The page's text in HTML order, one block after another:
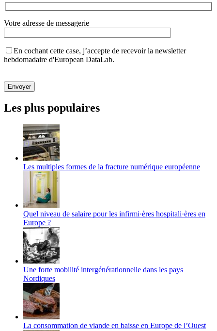
Votre adresse de messagerie
En cochant cette case, j’accepte de recevoir la newsletter
hebdomadaire d'European DataLab.
laisser
ce
champ
vide.
Les plus populaires
Les multiples formes de la fracture numérique européenne
Quel niveau de salaire pour les infirmi·ères hospitali·ères en
Europe ?
Une forte mobilité intergénérationnelle dans les pays
Nordiques
La consommation de viande en baisse en Europe de l’Ouest